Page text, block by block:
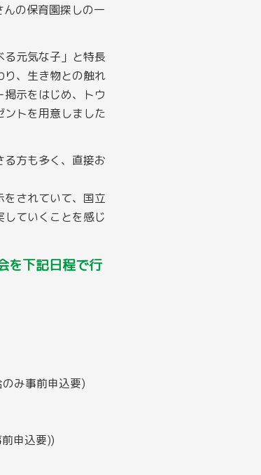
の保育園探しの一
元気な子」と特長
り、生き物との触れ
示をはじめ、トウ
トを用意しました
方も多く、直接お
されていて、国立
ていくことを感じ
を下記日程で行
み事前申込要)
申込要))